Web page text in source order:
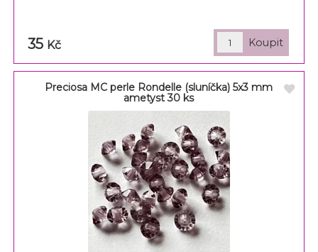
35 Kč
Preciosa MC perle Rondelle (sluníčka) 5x3 mm
ametyst 30 ks